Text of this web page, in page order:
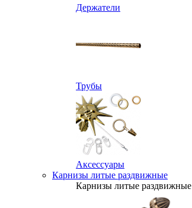
Держатели
Трубы
Аксессуары
Карнизы литые раздвижные
Карнизы литые раздвижные